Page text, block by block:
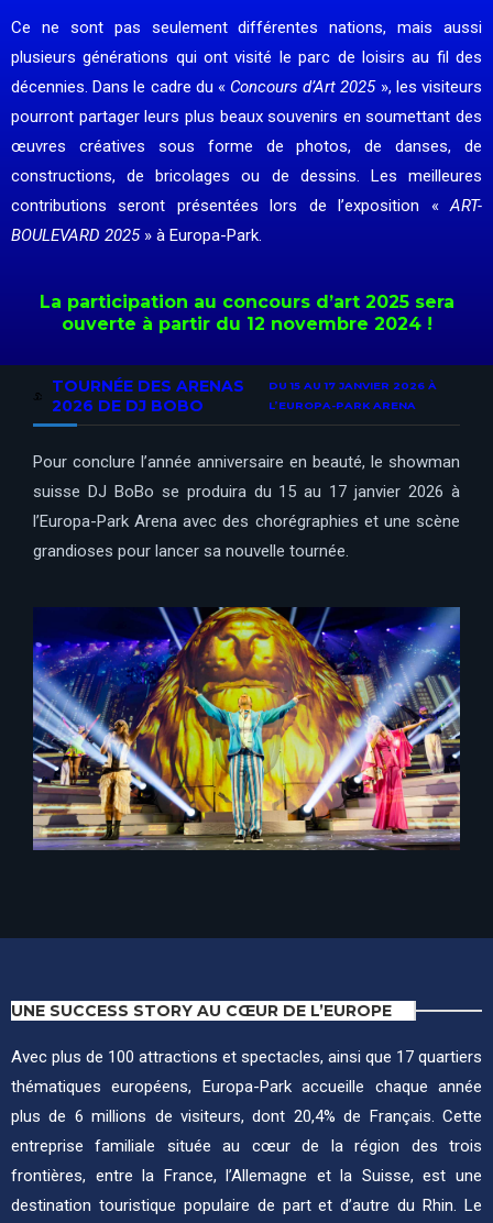
Ce ne sont pas seulement différentes nations, mais aussi
plusieurs générations qui ont visité le parc de loisirs au fil des
décennies. Dans le cadre du « Concours d’Art 2025», les visiteurs
pourront partager leurs plus beaux souvenirs en soumettant des
œuvres créatives sous forme de photos, de danses, de
constructions, de bricolages ou de dessins. Les meilleures
contributions seront présentées lors de l’exposition «ART-
BOULEVARD 2025» à Europa-Park.
La participation au concours d’art 2025 sera
ouverte à partir du 12 novembre 2024 !
TOURNÉE DES ARENAS
2026 DE DJ BOBO
DU 15 AU 17 JANVIER 2026 À
L’EUROPA-PARK ARENA
Pour conclure l’année anniversaire en beauté, le showman
suisse DJ BoBo se produira du 15 au 17 janvier 2026 à
l’Europa-Park Arena avec des chorégraphies et une scène
grandioses pour lancer sa nouvelle tournée.
UNE SUCCESS STORY AU CŒUR DE L’EUROPE
Avec plus de 100 attractions et spectacles, ainsi que 17 quartiers
thématiques européens, Europa-Park accueille chaque année
plus de 6 millions de visiteurs, dont 20,4% de Français. Cette
entreprise familiale située au cœur de la région des trois
frontières, entre la France, l’Allemagne et la Suisse, est une
destination touristique populaire de part et d’autre du Rhin. Le